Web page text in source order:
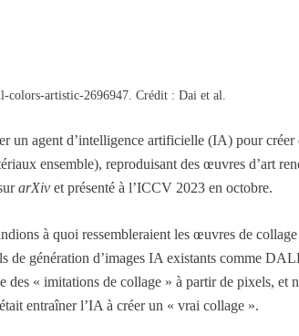
colors-artistic-2696947. Crédit : Dai et al.
un agent d’intelligence artificielle (IA) pour créer
ensemble), reproduisant des œuvres d’art
arXiv et présenté à l’ICCV 2023 en octobre.
à quoi ressembleraient les œuvres de collage
de génération d’images IA existants comme
des « imitations de collage » à partir de pixels, et
entraîner l’IA à créer un « vrai collage ».